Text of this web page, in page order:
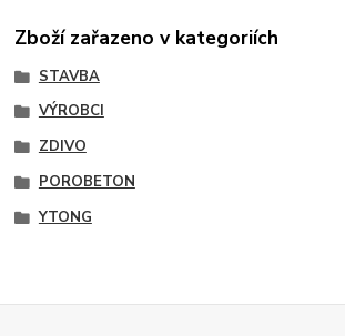
Zboží zařazeno v kategoriích
STAVBA
VÝROBCI
ZDIVO
POROBETON
YTONG